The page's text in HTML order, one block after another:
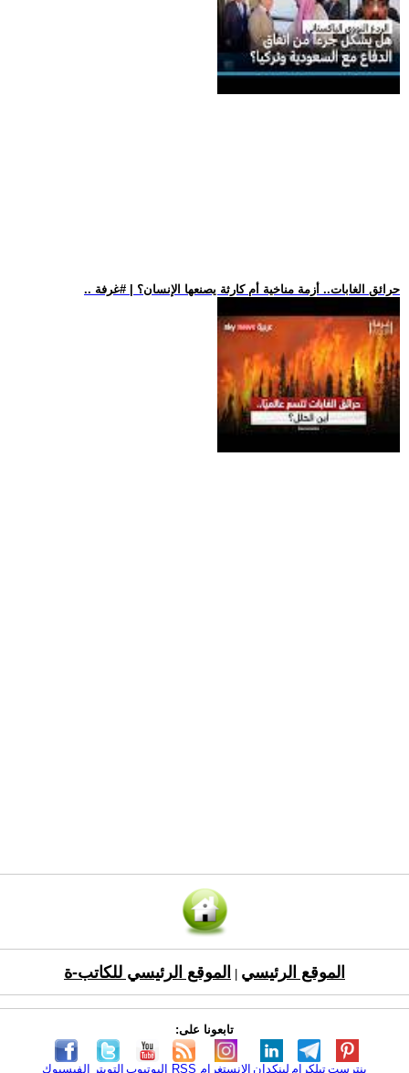
.. حرائق الغابات.. أزمة مناخية أم كارثة يصنعها الإنسان؟ | #غرفة
الموقع الرئيسي الموقع الرئيسي للكاتب-ة
تابعونا على:
الفيسبوك التويتر اليوتيوب RSS الانستغرام لينكدإن تيلكرامبنترست